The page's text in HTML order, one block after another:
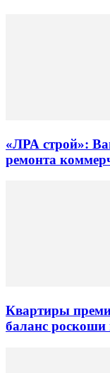
«ЛРА строй»:
ремонта
Квартиры
баланс